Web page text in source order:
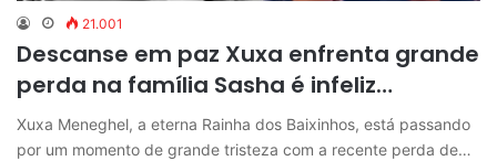
21.001
Descanse em paz Xuxa enfrenta grande
perda na família Sasha é infeliz…
Xuxa Meneghel, a eterna Rainha dos Baixinhos, está passando
por um momento de grande tristeza com a recente perda de…